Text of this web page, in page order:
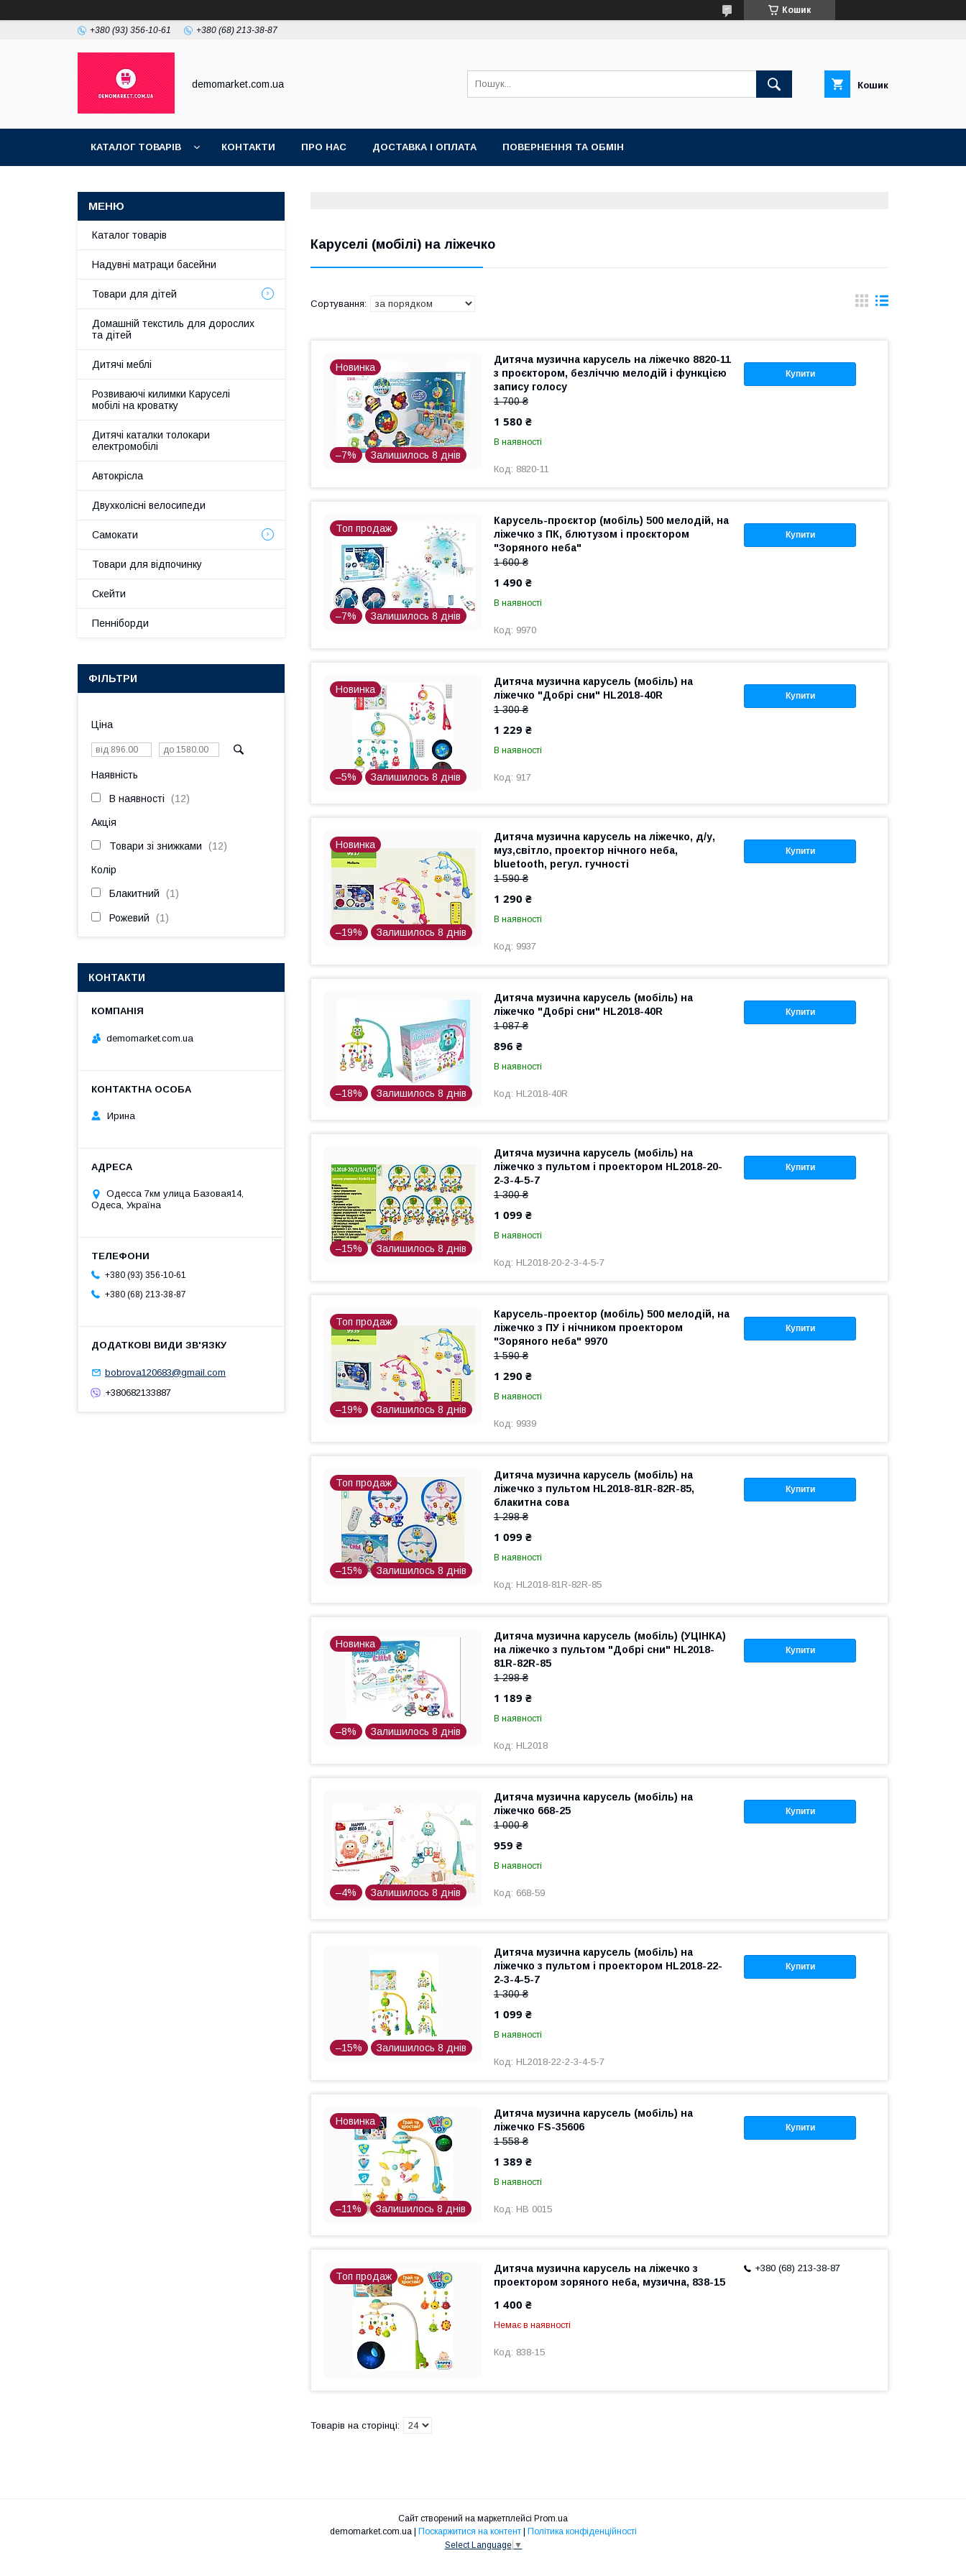
Кошик
+380 (93) 356-10-61 +380 (68) 213-38-87
demomarket.com.ua Кошик
КАТАЛОГ ТОВАРІВ КОНТАКТИ ПРО НАС ДОСТАВКА І ОПЛАТА ПОВЕРНЕННЯ ТА ОБМІН
Каруселі (мобілі) на ліжечко
Новинка
–7% Залишилось 8 днів
Купити
Дитяча музична карусель на ліжечко 8820-11
з проєктором, безліччю мелодій і функцією
запису голосу
1 700 ₴
1 580 ₴
В наявності
8820-11
Топ продаж
–7% Залишилось 8 днів
Купити
Карусель-проєктор (мобіль) 500 мелодій, на
ліжечко з ПК, блютузом і проєктором
"Зоряного неба"
1 600 ₴
1 490 ₴
В наявності
9970
Новинка
–5% Залишилось 8 днів
Купити
Дитяча музична карусель (мобіль) на
ліжечко "Добрі сни" HL2018-40R
1 300 ₴
1 229 ₴
В наявності
917
Новинка
–19% Залишилось 8 днів
Купити
Дитяча музична карусель на ліжечко, д/у,
муз,світло, проектор нічного неба,
bluetooth, регул. гучності
1 590 ₴
1 290 ₴
В наявності
9937
–18% Залишилось 8 днів
Купити
Дитяча музична карусель (мобіль) на
ліжечко "Добрі сни" HL2018-40R
1 087 ₴
896 ₴
В наявності
HL2018-40R
–15% Залишилось 8 днів
Купити
Дитяча музична карусель (мобіль) на
ліжечко з пультом і проектором HL2018-20-
2-3-4-5-7
1 300 ₴
1 099 ₴
В наявності
HL2018-20-2-3-4-5-7
Топ продаж
–19% Залишилось 8 днів
Купити
Карусель-проектор (мобіль) 500 мелодій, на
ліжечко з ПУ і нічником проектором
"Зоряного неба" 9970
1 590 ₴
1 290 ₴
В наявності
9939
Топ продаж
–15% Залишилось 8 днів
Купити
Дитяча музична карусель (мобіль) на
ліжечко з пультом HL2018-81R-82R-85,
блакитна сова
1 298 ₴
1 099 ₴
В наявності
HL2018-81R-82R-85
Новинка
–8% Залишилось 8 днів
Купити
Дитяча музична карусель (мобіль) (УЦІНКА)
на ліжечко з пультом "Добрі сни" HL2018-
81R-82R-85
1 298 ₴
1 189 ₴
В наявності
HL2018
–4% Залишилось 8 днів
Купити
Дитяча музична карусель (мобіль) на
ліжечко 668-25
1 000 ₴
959 ₴
В наявності
668-59
–15% Залишилось 8 днів
Купити
Дитяча музична карусель (мобіль) на
ліжечко з пультом і проектором HL2018-22-
2-3-4-5-7
1 300 ₴
1 099 ₴
В наявності
HL2018-22-2-3-4-5-7
Новинка
–11% Залишилось 8 днів
Купити
Дитяча музична карусель (мобіль) на
ліжечко FS-35606
1 558 ₴
1 389 ₴
В наявності
HB 0015
Топ продаж
+380 (68) 213-38-87
Дитяча музична карусель на ліжечко з
проектором зоряного неба, музична, 838-15
1 400 ₴
Немає в наявності
838-15
Каталог товарів
Надувні матраци басейни
Товари для дітей
Домашній текстиль для дорослих
та дітей
Дитячі меблі
Розвиваючі килимки Каруселі
мобілі на кроватку
Дитячі каталки толокари
електромобілі
Автокрісла
Двухколісні велосипеди
Самокати
Товари для відпочинку
Скейти
Пенніборди
ФІЛЬТРИ
Ціна
Наявність
В наявності 12
Акція
Товари зі знижками 12
Колір
Блакитний 1
Рожевий 1
КОНТАКТИ
demomarket.com.ua
Ирина
Одесса 7км улица Базовая14,
Одеса, Україна
+380 (93) 356-10-61
+380 (68) 213-38-87
bobrova120683@gmail.com
+380682133887
Сайт створений на маркетплейсі Prom.ua
Поскаржитися на контент
Політика конфіденційності
Select Language ▼